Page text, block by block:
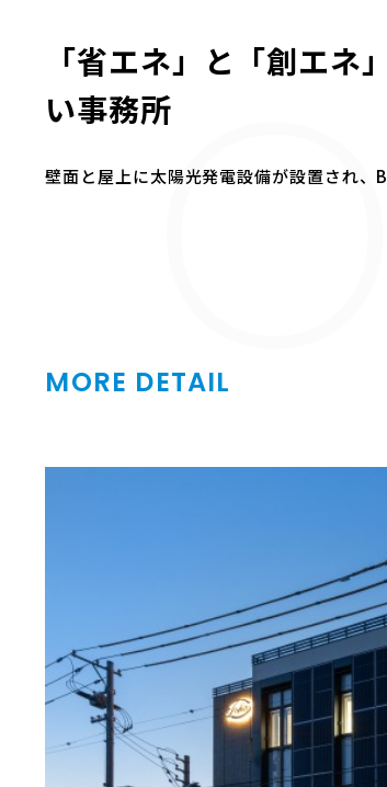
「省エネ」と「創エ
い事務所
壁面と屋上に太陽光発電設備が設置され
MORE DETAIL